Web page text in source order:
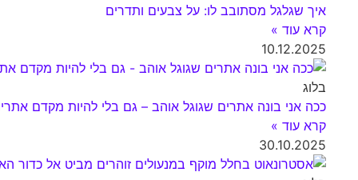
איך שגלגל מסתובב לו: על צבעים ותדרים
קרא עוד »
10.12.2025
בלוג
ככה אני בונה אתרים שגוגל אוהב – גם בלי להיות מקדם
קרא עוד »
30.10.2025